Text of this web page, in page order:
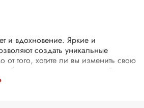
и вдохновение. Яркие и
создать уникальные
того, хотите ли вы изменить свою
добавить немного стиля в свой
краски идеально подойдут.